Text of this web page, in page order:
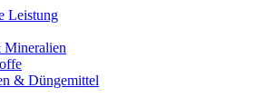
Leistung
Mineralien
& Düngemittel